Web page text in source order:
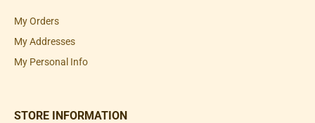
My Orders
My Addresses
My Personal Info
STORE INFORMATION